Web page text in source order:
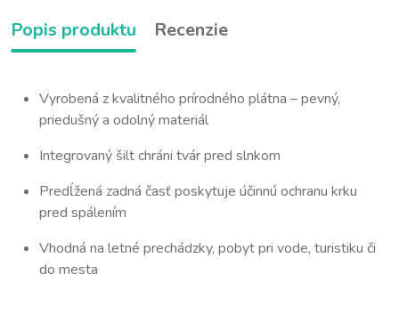
Popis produktu Recenzie
Vyrobená z kvalitného prírodného plátna – pevný,
priedušný a odolný materiál
Integrovaný šilt chráni tvár pred slnkom
Predĺžená zadná časť poskytuje účinnú ochranu krku
pred spálením
Vhodná na letné prechádzky, pobyt pri vode, turistiku či
do mesta